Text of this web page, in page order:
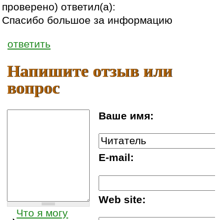
проверено) ответил(а):
Спасибо большое за информацию
ответить
Напишите отзыв или
вопрос
Ваше имя:
E-mail:
Web site:
Что я могу